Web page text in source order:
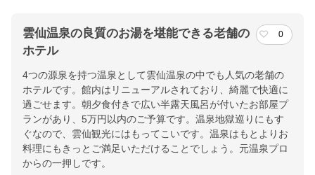
ト
交通アクセス
ＪＲ諫早駅より車で60分、長崎空港から車で90分
提供：楽天トラベル
楽天トラベルで
ホテル詳細を詳しく見る
雲仙温泉の良質のお湯を堪能できる老舗の
ホテル
0
4つの源泉を持つ温泉として雲仙温泉の中でも人気の老舗の
ホテルです。館内はリニューアルされており、綺麗で快適に
過ごせます。朝夕食付きで広い半露天風呂が付いたお部屋プ
ランがあり、5万円以内のご予算です。温泉地獄巡りにもす
ぐなので、雲仙観光にはもってこいです。温泉はもとよりお
料理にもきっとご満足いただけることでしょう。元温泉プロ
からの一押しです。